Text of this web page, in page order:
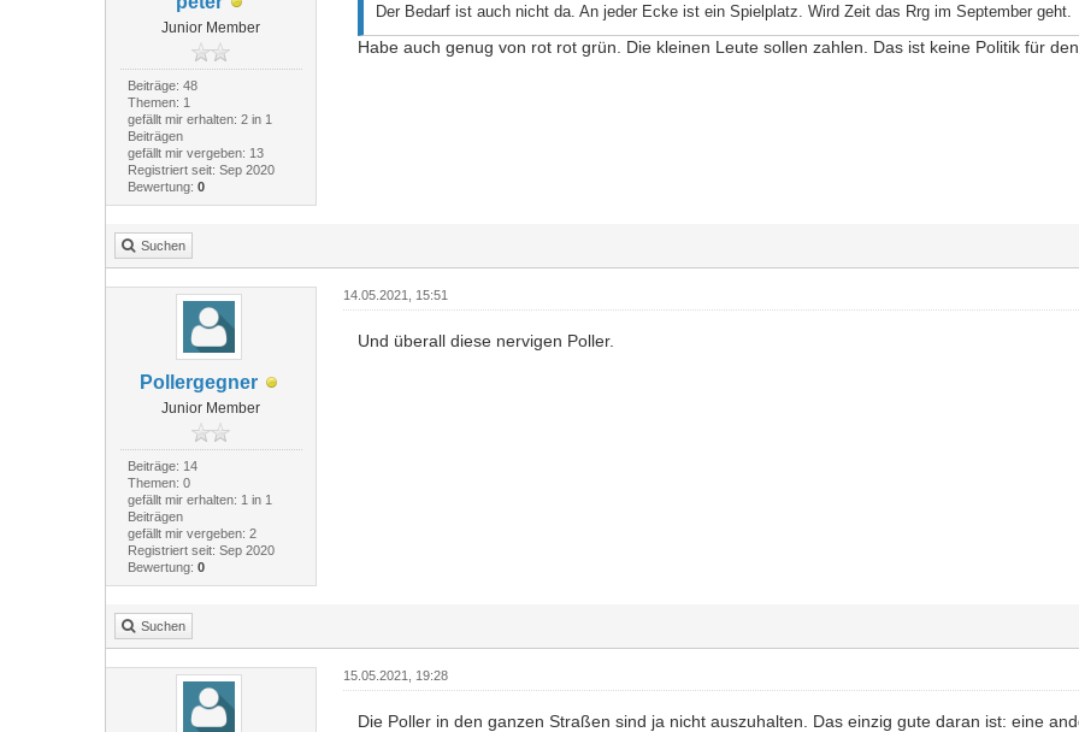
Junior Member
Beiträge: 48
Themen: 1
gefällt mir erhalten: 2 in 1
Beiträgen
gefällt mir vergeben: 13
Registriert seit: Sep 2020
Bewertung: 0
Der Bedarf ist auch nicht da. An jeder Ecke ist ein Spielplatz. Wird Zeit das Rrg im September geht.
Habe auch genug von rot rot grün. Die kleinen Leute sollen zahlen. Das ist keine Politik für
Suchen
Pollergegner
Junior Member
Beiträge: 14
Themen: 0
gefällt mir erhalten: 1 in 1
Beiträgen
gefällt mir vergeben: 2
Registriert seit: Sep 2020
Bewertung: 0
14.05.2021, 15:51
Und überall diese nervigen Poller.
Suchen
15.05.2021, 19:28
Die Poller in den ganzen Straßen sind ja nicht auszuhalten. Das einzig gute daran ist: eine